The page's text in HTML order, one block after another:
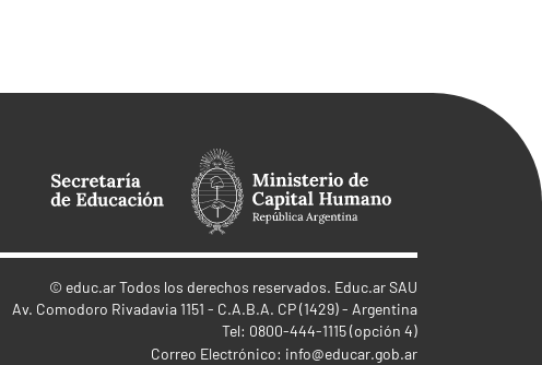
© educ.arTodos los derechos reservados. Educ.ar SAU
Av. Comodoro Rivadavia 1151 - C.A.B.A. CP (1429) - Argentina
Tel: 0800-444-1115 (opción 4)
Correo Electrónico: info@educar.gob.ar